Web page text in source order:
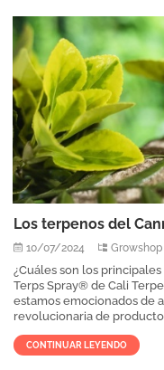
Los terpenos del
10/07/2024 Growshop
¿Cuáles son los
Terps Spray® de Cali
estamos emocionados de
revolucionaria de
CONTINUAR LEYENDO